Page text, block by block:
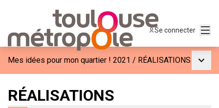
Se connecter
Mes idées pour mon quartier ! 2021 / RÉALISATIONS
RÉALISATIONS